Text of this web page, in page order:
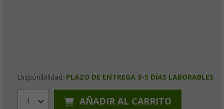
Disponibilidad: PLAZO DE ENTREGA 3-5 DÍAS LABORABLES
1 AÑADIR AL CARRITO